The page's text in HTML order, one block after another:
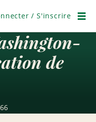
/ S'inscrire
de